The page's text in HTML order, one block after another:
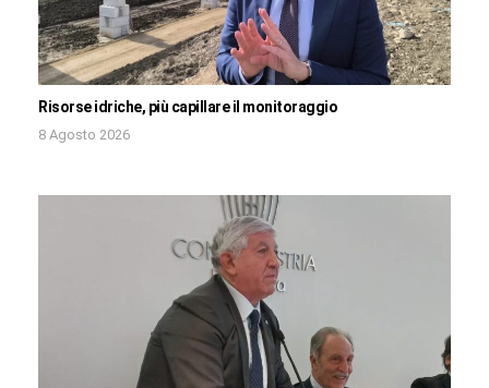
Risorse idriche, più capillare il monitoraggio
8 Agosto 2026